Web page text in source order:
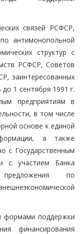
связей РСФСР,
антимонопольной
структур с
РСФСР, Советов
заинтересованных
1 сентября 1991 г.
предприятиям в
в том числе
основе к единой
а также
с Государственным
с участием Банка
по
формами поддержки
финансирования